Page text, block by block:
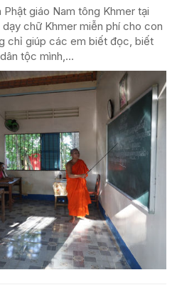
giáo Nam tông Khmer tại
chữ Khmer miễn phí cho con
chỉ giúp các em biết đọc, biết
tộc mình,...